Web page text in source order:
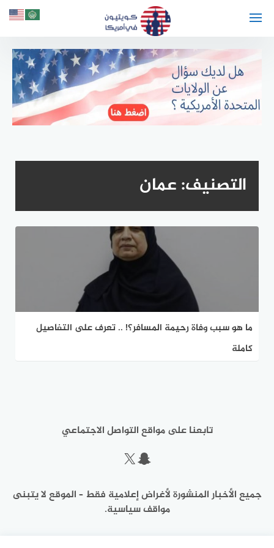
التصنيف:عمان
ما هو سبب وفاة رحيمة المسافر؟! .. تعرف على التفاصيل
كاملة
تابعنا على مواقع التواصل الاجتماعي
سناب شات
إكس
جميع الأخبار المنشورة لأغراض إعلامية فقط – الموقع لا يتبنى
مواقف سياسية.